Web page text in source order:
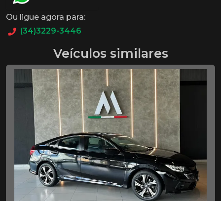
Ou ligue agora para:
(34)3229-3446
Veículos similares